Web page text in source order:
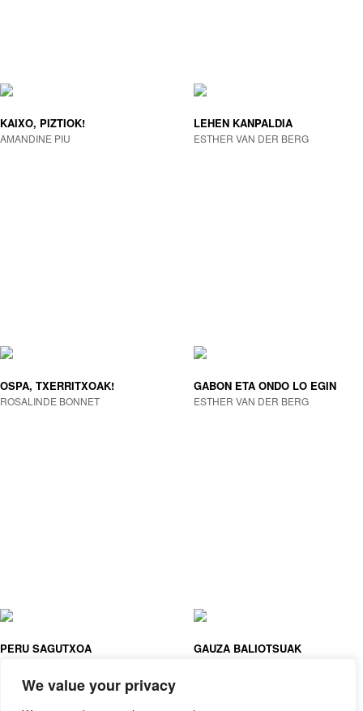
We value your privacy
KAIXO, PIZTIOK!
AMANDINE PIU
LEHEN KANPALDIA
ESTHER VAN DER BERG
OSPA, TXERRITXOAK!
ROSALINDE BONNET
GABON ETA ONDO LO EGIN
ESTHER VAN DER BERG
PERU SAGUTXOA GAUZA BALIOTSUAK